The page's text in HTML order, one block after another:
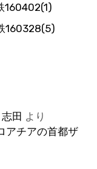
160402(1)
160328(5)
志田 より
アチアの首都ザ